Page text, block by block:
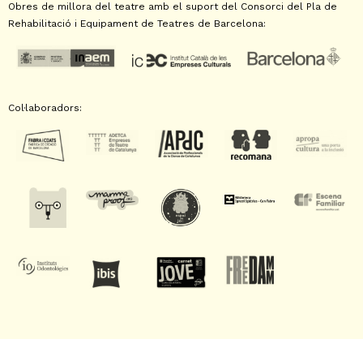
Obres de millora del teatre amb el suport del Consorci del Pla de
Rehabilitació i Equipament de Teatres de Barcelona:
Col·laboradors: